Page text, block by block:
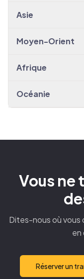
Asie
Moyen-Orient
Afrique
Océanie
Vous ne
Dites-nous où vous
en
Réserver un